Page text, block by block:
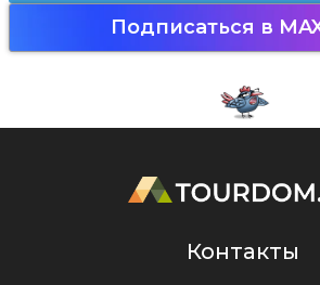
Подписаться в
Контакты